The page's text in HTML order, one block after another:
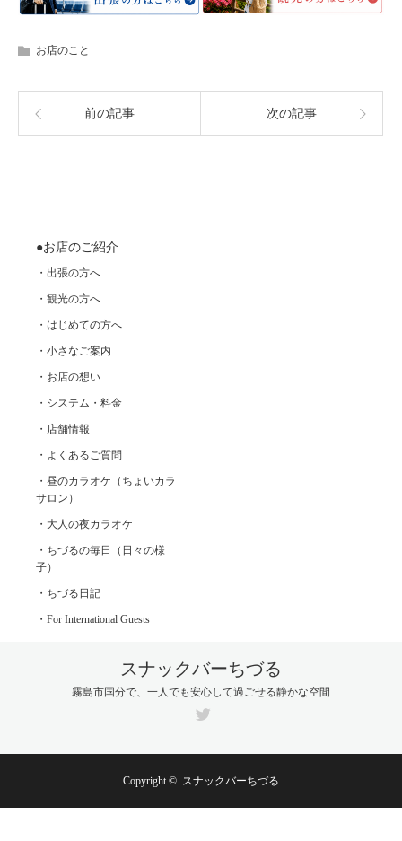
お店のこと
前の記事 次の記事
●お店のご紹介
・出張の方へ
・観光の方へ
・はじめての方へ
・小さなご案内
・お店の想い
・システム・料金
・店舗情報
・よくあるご質問
・昼のカラオケ（ちょいカラ
サロン）
・大人の夜カラオケ
・ちづるの毎日（日々の様
子）
・ちづる日記
・For International Guests
スナックバーちづる
霧島市国分で、一人でも安心して過ごせる静かな空間
Copyright © スナックバーちづる